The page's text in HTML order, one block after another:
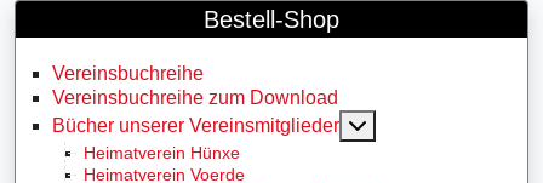
Bestell-Shop
Vereinsbuchreihe
Vereinsbuchreihe zum Download
Bücher unserer Vereinsmitglieder
Heimatverein Hünxe
Heimatverein Voerde